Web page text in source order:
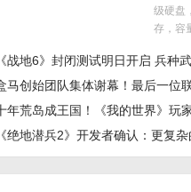
级硬盘
存，容
号，后
设计，
《战地6》封闭测试明日开启 兵种
马创始团队集体谢幕！最后一位
年荒岛成王国！《我的世界》玩
《绝地潜兵2》开发者确认：更复